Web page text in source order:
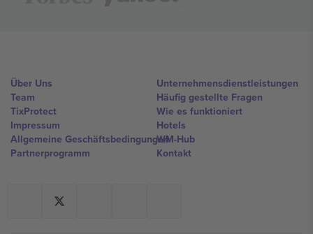
Über Uns
Team
TixProtect
Impressum
Allgemeine Geschäftsbedingungen
Partnerprogramm
Unternehmensdienstleistungen
Häufig gestellte Fragen
Wie es funktioniert
Hotels
WM-Hub
Kontakt